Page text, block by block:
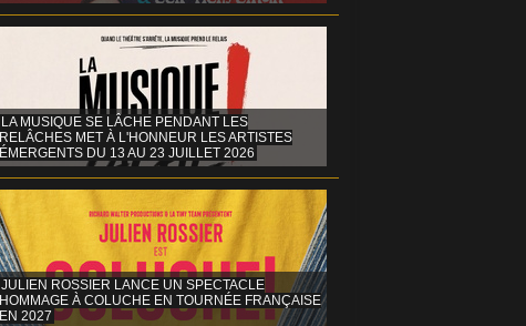
LA MUSIQUE SE LÂCHE PENDANT LES
RELÂCHES MET À L'HONNEUR LES ARTISTES
ÉMERGENTS DU 13 AU 23 JUILLET 2026
JULIEN ROSSIER LANCE UN SPECTACLE
HOMMAGE À COLUCHE EN TOURNÉE FRANÇAISE
EN 2027